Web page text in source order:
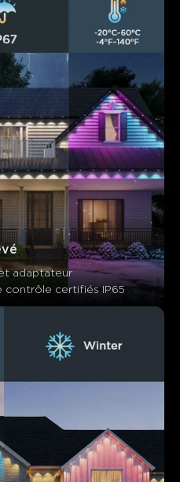
adaptateur
contrôle certifiés IP65